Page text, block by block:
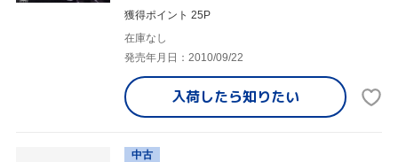
獲得ポイント 25P
在庫なし
発売年月日：2010/09/22
入荷したら知りたい
中古